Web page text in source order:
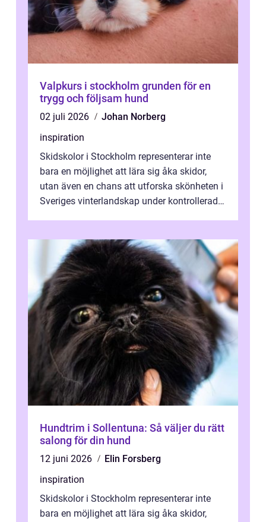
Valpkurs i stockholm grunden för en
trygg och följsam hund
02 juli 2026
Johan Norberg
inspiration
Skidskolor i Stockholm representerar inte
bara en möjlighet att lära sig åka skidor,
utan även en chans att utforska skönheten i
Sveriges vinterlandskap under kontrollerade
Hundtrim i Sollentuna: Så väljer du rätt
salong för din hund
12 juni 2026
Elin Forsberg
inspiration
Skidskolor i Stockholm representerar inte
bara en möjlighet att lära sig åka skidor,